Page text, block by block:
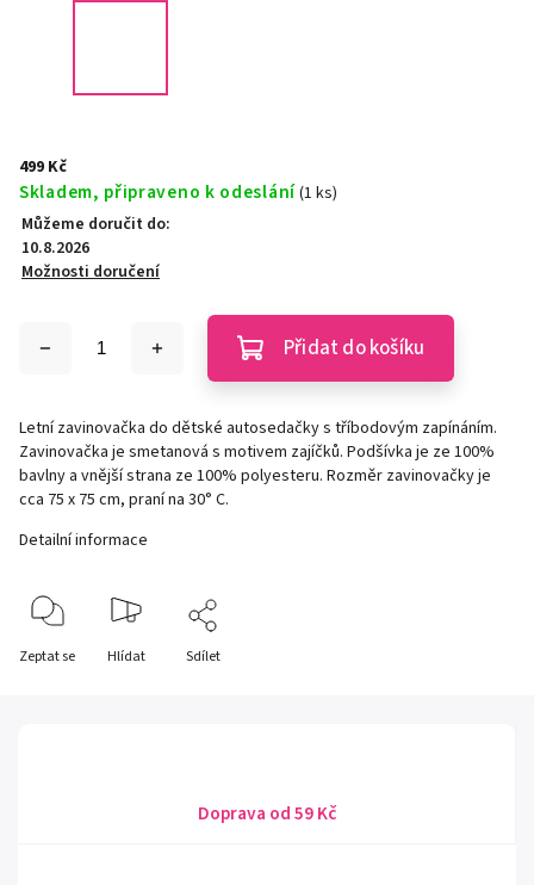
499 Kč
Skladem, připraveno k odeslání(1 ks)
Můžeme doručit do:
10.8.2026
Možnosti doručení
Přidat do košíku
Letní zavinovačka do dětské autosedačky s tříbodovým zapínáním.
Zavinovačka je smetanová s motivem zajíčků. Podšívka je ze 100%
bavlny a vnější strana ze 100% polyesteru. Rozměr zavinovačky je
cca 75 x 75 cm, praní na 30° C.
Detailní informace
Zeptat se Hlídat Sdílet
Doprava od 59 Kč